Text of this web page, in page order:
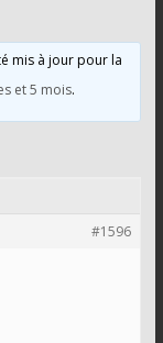
mis à jour pour la
et 5 mois.
#1596